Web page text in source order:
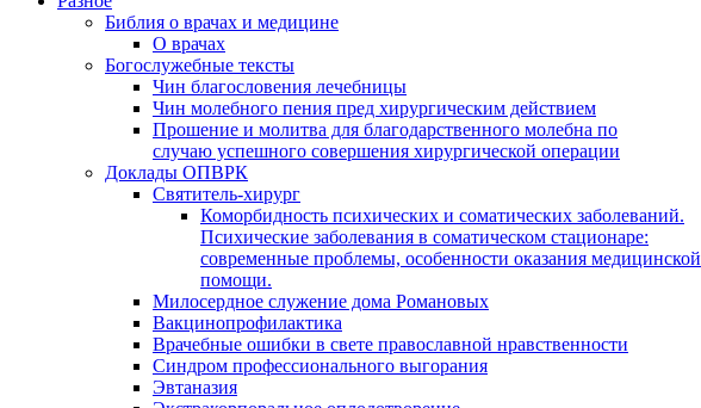
Библия о врачах и медицине
О врачах
Богослужебные тексты
Чин благословения лечебницы
Чин молебного пения пред хирургическим действием
Прошение и молитва для благодарственного молебна по
случаю успешного совершения хирургической операции
Доклады ОПВРК
Святитель-хирург
Коморбидность психических и соматических заболеваний.
Психические заболевания в соматическом стационаре:
современные проблемы, особенности оказания медицинской
помощи.
Милосердное служение дома Романовых
Вакцинопрофилактика
Врачебные ошибки в свете православной нравственности
Синдром профессионального выгорания
Эвтаназия